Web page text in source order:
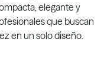
elegante y
que buscan
en un solo diseño.